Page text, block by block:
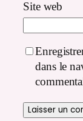
Site web
dans le